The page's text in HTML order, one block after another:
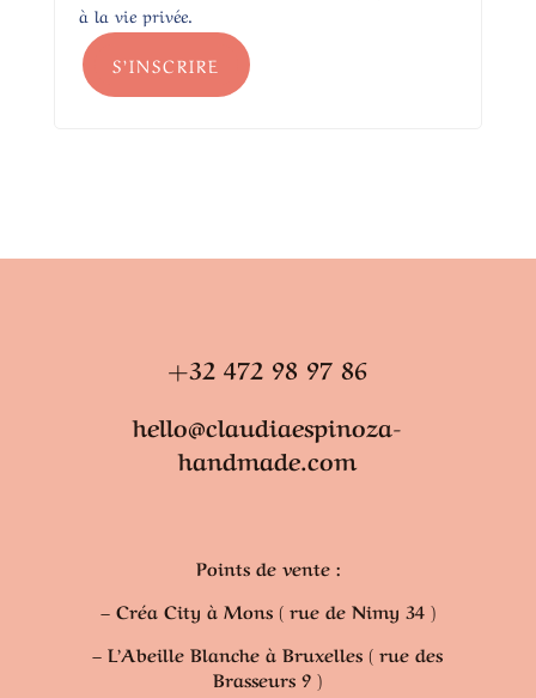
à la vie privée.
S’INSCRIRE
+32 472 98 97 86
hello@claudiaespinoza-
handmade.com
Points de vente :
– Créa City à Mons ( rue de Nimy 34 )
– L’Abeille Blanche à Bruxelles ( rue des
Brasseurs 9 )